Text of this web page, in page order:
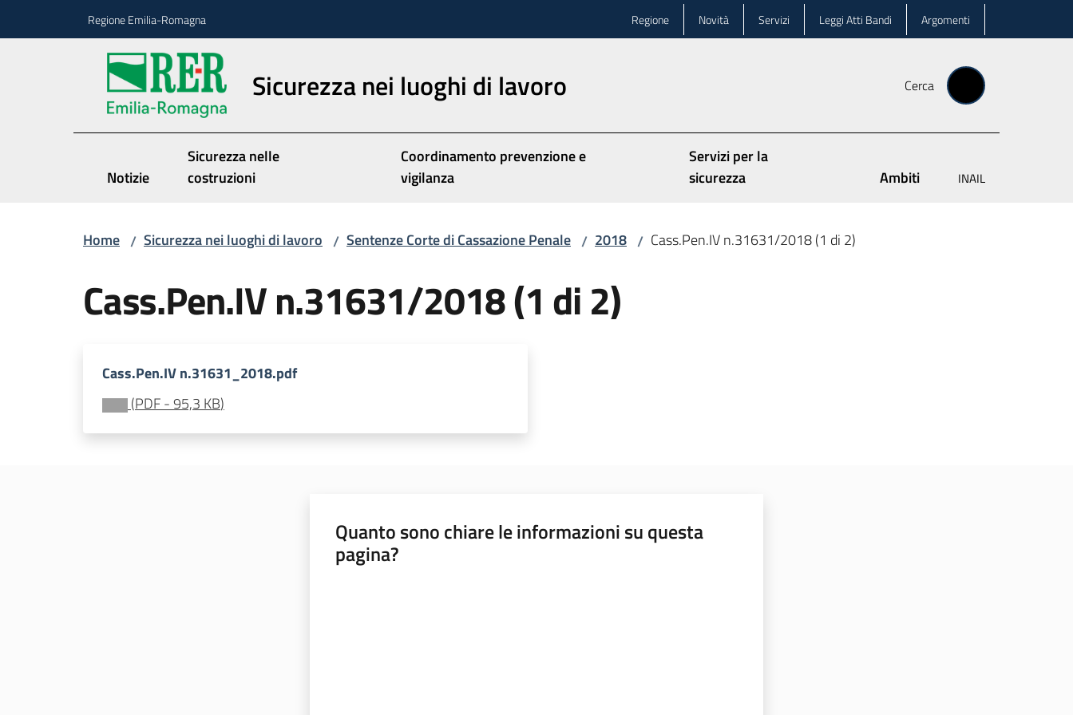
Regione Emilia-Romagna Regione Novità Servizi Leggi Atti Bandi Argomenti
Sicurezza nei luoghi di lavoro Cerca
Notizie
Sicurezza nelle
costruzioni
Coordinamento prevenzione e
vigilanza
Servizi per la
sicurezza
Ambiti INAIL
Home / Sicurezza nei luoghi di lavoro / Sentenze Corte di Cassazione Penale / 2018 / Cass.Pen.IV n.31631/2018 (1 di 2)
Cass.Pen.IV n.31631/2018 (1 di 2)
Cass.Pen.IV n.31631_2018.pdf
(PDF-95,3 KB)
Quanto sono chiare le informazioni su questa
pagina?